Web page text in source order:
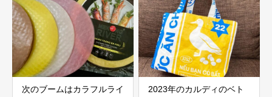
次のブームはカラフルライ
2023年のカルディのベト